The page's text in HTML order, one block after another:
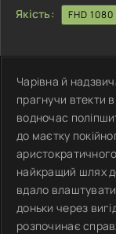
Якість:
FHD 1080
Чарівна й
прагнучи втекти
водночас
до маєтку
найкращий шлях
вдало
доньки через
розпочинає